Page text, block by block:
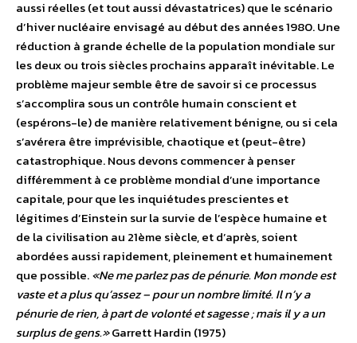
aussi réelles (et tout aussi dévastatrices) que le scénario
d’hiver nucléaire envisagé au début des années 1980. Une
réduction à grande échelle de la population mondiale sur
les deux ou trois siècles prochains apparaît inévitable. Le
problème majeur semble être de savoir si ce processus
s’accomplira sous un contrôle humain conscient et
(espérons-le) de manière relativement bénigne, ou si cela
s’avérera être imprévisible, chaotique et (peut-être)
catastrophique. Nous devons commencer à penser
différemment à ce problème mondial d’une importance
capitale, pour que les inquiétudes prescientes et
légitimes d’Einstein sur la survie de l’espèce humaine et
de la civilisation au 21ème siècle, et d’après, soient
abordées aussi rapidement, pleinement et humainement
que possible.«Ne me parlez pas de pénurie. Mon monde est
vaste et a plus qu’assez – pour un nombre limité. Il n’y a
pénurie de rien, à part de volonté et sagesse ; mais il y a un
surplus de gens.»Garrett Hardin (1975)